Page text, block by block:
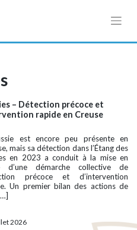
– Détection précoce et
rapide en Creuse
est encore peu présente en
mais sa détection dans l’Étang des
en 2023 a conduit à la mise en
d’une démarche collective de
précoce et d’intervention
Un premier bilan des actions de
2026